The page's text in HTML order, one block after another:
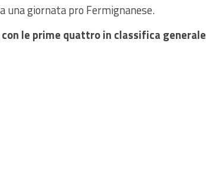
una giornata pro Fermignanese.
le prime quattro in classifica generale